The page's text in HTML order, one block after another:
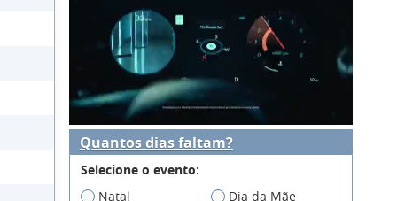
Quantos dias faltam?
Selecione o evento:
Natal
Dia da Mãe